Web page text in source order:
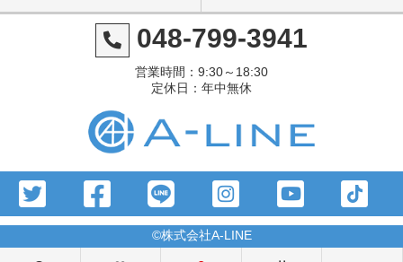
048-799-3941
営業時間：9:30～18:30
定休日：年中無休
©株式会社A-LINE